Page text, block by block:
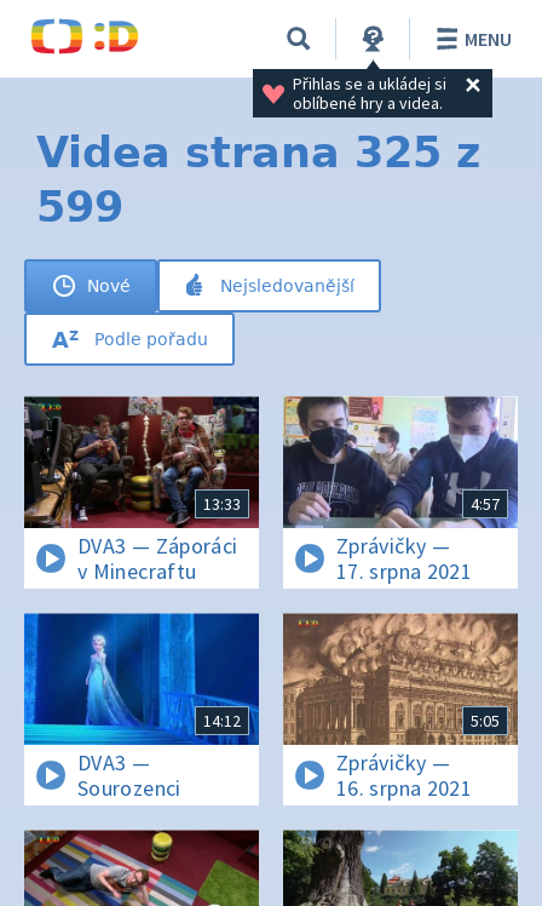
Přihlas se a ukládej si
oblíbené hry a videa.
MENU
Videa strana 325 z
599
Nové Nejsledovanější
Podle pořadu
13:33
DVA3 — Záporáci
v Minecraftu
4:57
Zprávičky —
17. srpna 2021
14:12
DVA3 —
Sourozenci
5:05
Zprávičky —
16. srpna 2021